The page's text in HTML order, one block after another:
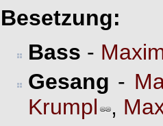
Besetzung:
Bass -
Gesang -
Krumpl ,